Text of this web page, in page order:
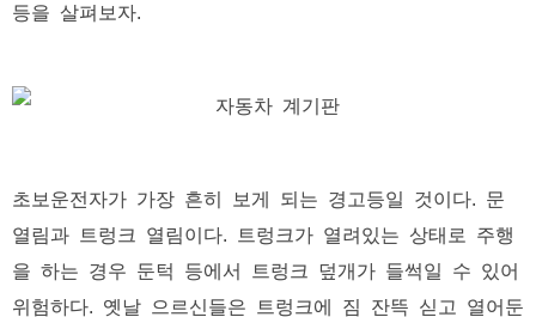
등을 살펴보자.
초보운전자가 가장 흔히 보게 되는 경고등일 것이다. 문
열림과 트렁크 열림이다. 트렁크가 열려있는 상태로 주행
을 하는 경우 둔턱 등에서 트렁크 덮개가 들썩일 수 있어
위험하다. 옛날 으르신들은 트렁크에 짐 잔뜩 싣고 열어둔